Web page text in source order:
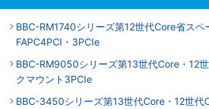
BBC-RM1740シリーズ第12世代Core省スペ
FAPC4PCI・3PCIe
BBC-RM9050シリーズ第13世代Core・12
クマウント3PCIe
BBC-3450シリーズ第13世代Core・12世代